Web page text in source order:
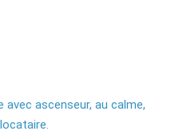
ascenseur, au calme,